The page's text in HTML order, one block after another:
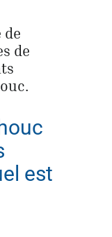
de
de
est